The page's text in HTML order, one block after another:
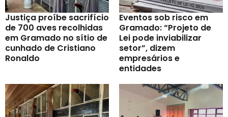
Justiça proíbe sacrifício
de 700 aves recolhidas
em Gramado no sítio de
cunhado de Cristiano
Ronaldo
Eventos sob risco em
Gramado: “Projeto de
Lei pode inviabilizar
setor”, dizem
empresários e
entidades